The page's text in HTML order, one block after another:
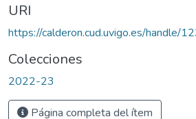
URI
https://calderon.cud.uvigo.es/handle/
Colecciones
2022-23
Página completa del ítem